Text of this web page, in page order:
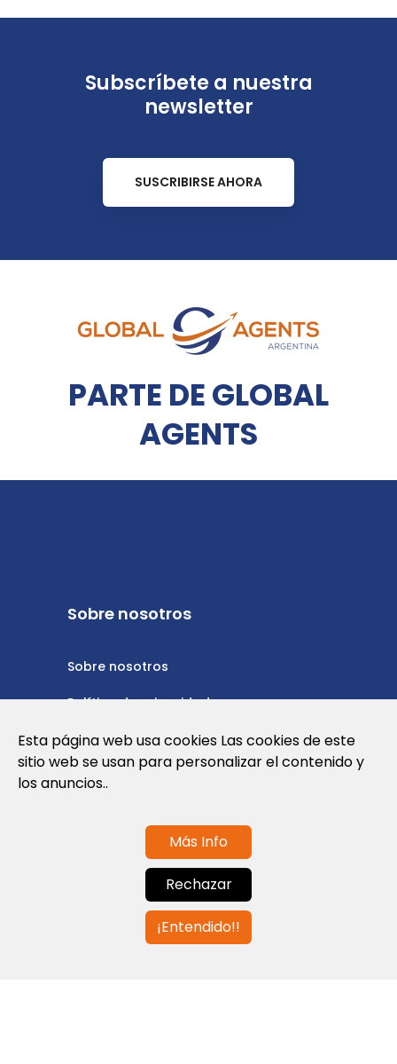
Subscríbete a nuestra
newsletter
SUSCRIBIRSE AHORA
PARTE DE GLOBAL
AGENTS
Sobre nosotros
Sobre nosotros
Política de privacidad
Política de cookies
Nota Legal y Condiciones de Uso de la
Contáctanos
info@globalagents.net
Esta página web usa cookies Las cookies de este
sitio web se usan para personalizar el contenido y
los anuncios..
Más Info
Rechazar
¡Entendido!!